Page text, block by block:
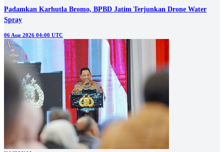
Padamkan Karhutla Bromo, BPBD Jatim Terjunkan Drone Water
Spray
06 Aug 2026 04:00 UTC